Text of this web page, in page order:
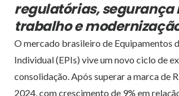
regulatórias, segurança
trabalho e
O mercado brasileiro de Equipamentos
Individual (EPIs) vive um novo ciclo de
consolidação. Após superar a marca de
2024, com crescimento de 9% em